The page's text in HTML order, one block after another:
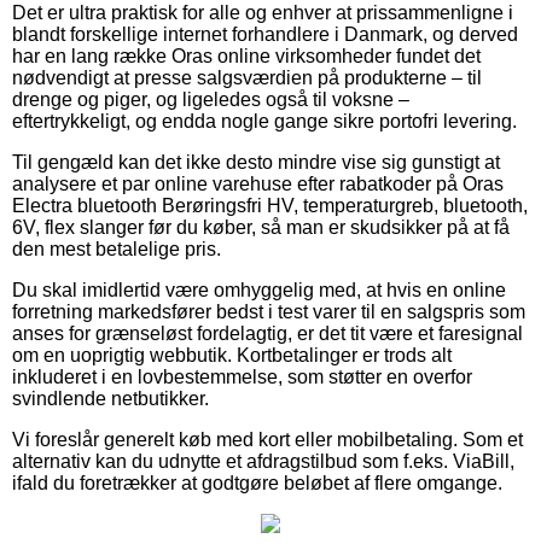
Det er ultra praktisk for alle og enhver at prissammenligne i
blandt forskellige internet forhandlere i Danmark, og derved
har en lang række Oras online virksomheder fundet det
nødvendigt at presse salgsværdien på produkterne – til
drenge og piger, og ligeledes også til voksne –
eftertrykkeligt, og endda nogle gange sikre portofri levering.
Til gengæld kan det ikke desto mindre vise sig gunstigt at
analysere et par online varehuse efter rabatkoder på Oras
Electra bluetooth Berøringsfri HV, temperaturgreb, bluetooth,
6V, flex slanger før du køber, så man er skudsikker på at få
den mest betalelige pris.
Du skal imidlertid være omhyggelig med, at hvis en online
forretning markedsfører bedst i test varer til en salgspris som
anses for grænseløst fordelagtig, er det tit være et faresignal
om en uoprigtig webbutik. Kortbetalinger er trods alt
inkluderet i en lovbestemmelse, som støtter en overfor
svindlende netbutikker.
Vi foreslår generelt køb med kort eller mobilbetaling. Som et
alternativ kan du udnytte et afdragstilbud som f.eks. ViaBill,
ifald du foretrækker at godtgøre beløbet af flere omgange.